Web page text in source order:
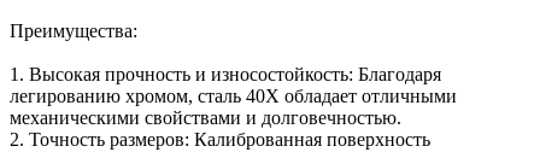
Преимущества:
1. Высокая прочность и износостойкость: Благодаря
легированию хромом, сталь 40Х обладает отличными
механическими свойствами и долговечностью.
2. Точность размеров: Калиброванная поверхность